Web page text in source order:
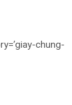
chung-